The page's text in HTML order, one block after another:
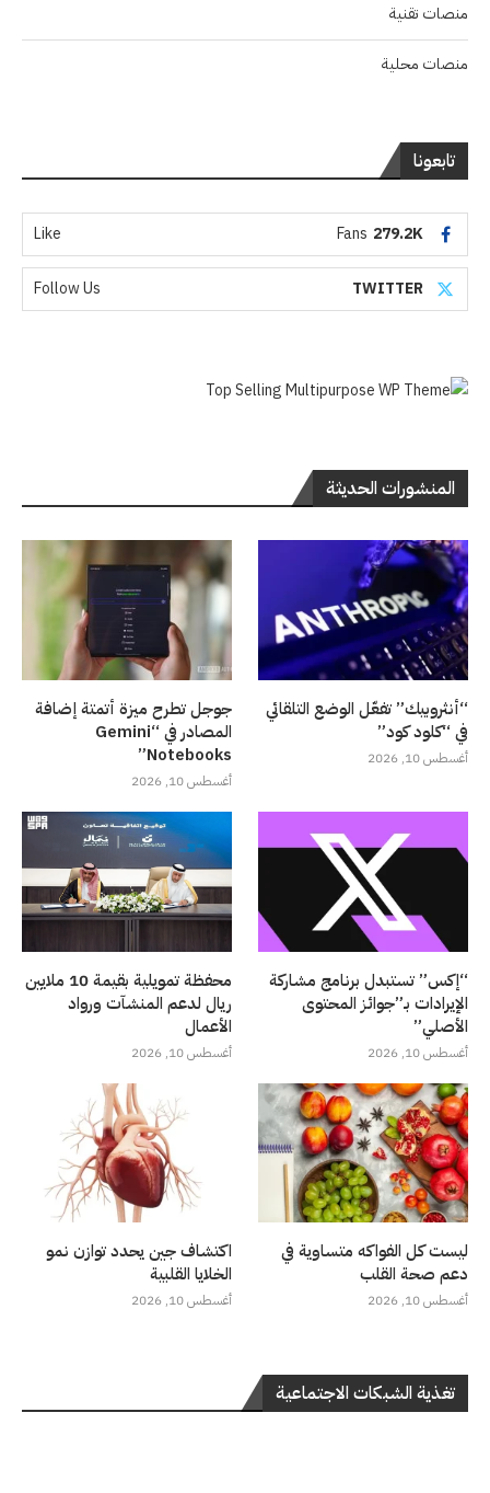
منصات تقنية
منصات محلية
تابعونا
279.2K
Fans
Like
TWITTER
Follow Us
المنشورات الحديثة
“أنثروبيك” تفعّل الوضع التلقائي
في “كلود كود”
أغسطس 10, 2026
جوجل تطرح ميزة أتمتة إضافة
المصادر في “Gemini
Notebooks”
أغسطس 10, 2026
“إكس” تستبدل برنامج مشاركة
الإيرادات بـ”جوائز المحتوى
الأصلي”
أغسطس 10, 2026
محفظة تمويلية بقيمة 10 ملايين
ريال لدعم المنشآت ورواد
الأعمال
أغسطس 10, 2026
ليست كل الفواكه متساوية في
دعم صحة القلب
أغسطس 10, 2026
اكتشاف جين يحدد توازن نمو
الخلايا القلبية
أغسطس 10, 2026
تغذية الشبكات الاجتماعية